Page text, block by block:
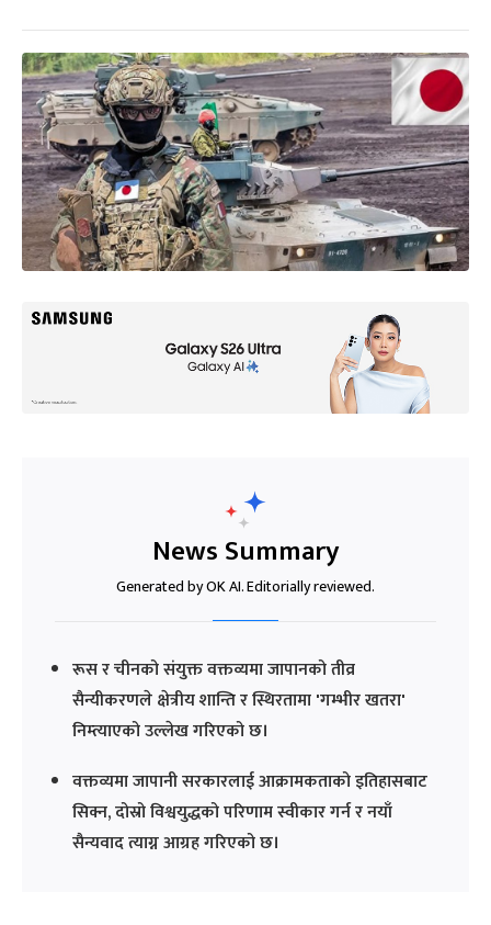
News Summary
Generated by OK AI. Editorially reviewed.
रूस र चीनको संयुक्त वक्तव्यमा जापानको तीव्र
सैन्यीकरणले क्षेत्रीय शान्ति र स्थिरतामा 'गम्भीर खतरा'
निम्त्याएको उल्लेख गरिएको छ।
वक्तव्यमा जापानी सरकारलाई आक्रामकताको इतिहासबाट
सिक्न, दोस्रो विश्वयुद्धको परिणाम स्वीकार गर्न र नयाँ
सैन्यवाद त्याग्न आग्रह गरिएको छ।